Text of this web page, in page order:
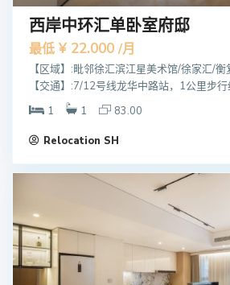
西岸中环汇单卧室府邸
最低 ¥ 22.000 /月
【区域】:毗邻徐汇滨江星美术馆/徐家汇/
【交通】:7/12号线龙华中路站，1公里步
1
1 83.00
Relocation SH